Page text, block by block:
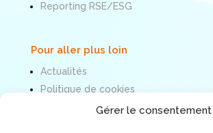
Gérer le consentement
Reporting RSE/ESG
Pour aller plus loin
Actualités
Politique de cookies
Mentions légales